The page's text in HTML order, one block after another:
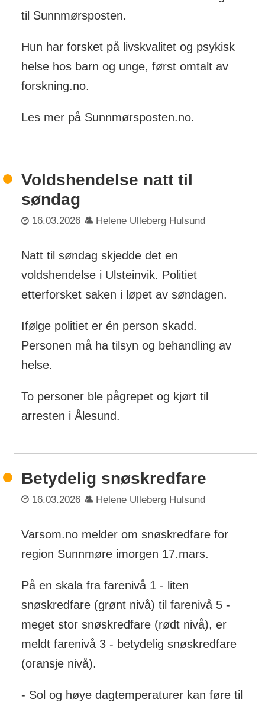
til Sunnmørsposten.
Hun har forsket på livskvalitet og psykisk
helse hos barn og unge, først omtalt av
forskning.no.
Les mer på Sunnmørsposten.no.
Voldshendelse natt til
søndag
16.03.2026 Helene Ulleberg Hulsund
Natt til søndag skjedde det en
voldshendelse i Ulsteinvik. Politiet
etterforsket saken i løpet av søndagen.
Ifølge politiet er én person skadd.
Personen må ha tilsyn og behandling av
helse.
To personer ble pågrepet og kjørt til
arresten i Ålesund.
Betydelig snøskredfare
16.03.2026 Helene Ulleberg Hulsund
Varsom.no melder om snøskredfare for
region Sunnmøre imorgen 17.mars.
På en skala fra farenivå 1 - liten
snøskredfare (grønt nivå) til farenivå 5 -
meget stor snøskredfare (rødt nivå), er
meldt farenivå 3 - betydelig snøskredfare
(oransje nivå).
- Sol og høye dagtemperaturer kan føre til